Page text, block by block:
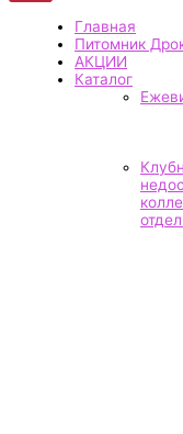
Главная
Питомник
АКЦИИ
Каталог